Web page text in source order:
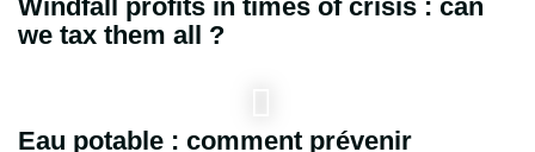
Windfall profits in times of crisis : can
we tax them all ?
Eau potable : comment prévenir